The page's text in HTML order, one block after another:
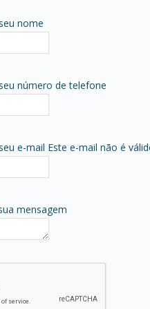
nome
número de telefone
e-mail Este e-mail não é
mensagem